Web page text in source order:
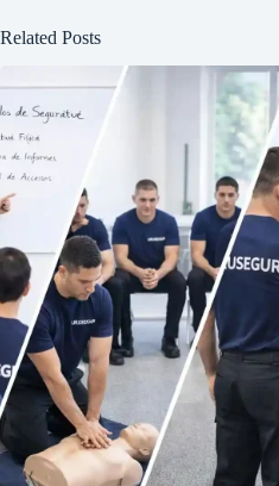
Related Posts